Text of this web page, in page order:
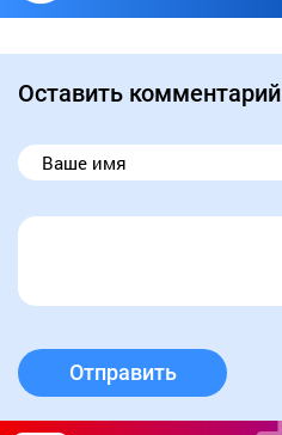
Оставить комментарий
Отправить